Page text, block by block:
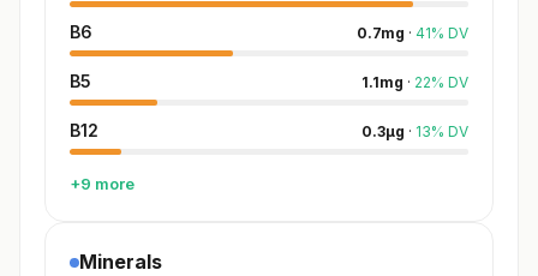
B6 0.7mg · 41% DV
B5 1.1mg · 22% DV
B12 0.3µg · 13% DV
+9 more
Minerals